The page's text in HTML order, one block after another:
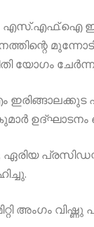
: എസ്.എഫ്.ഐ
യോഗം
ഇരിങ്ങാലക്കുട
അംഗം വിഷ്ണു